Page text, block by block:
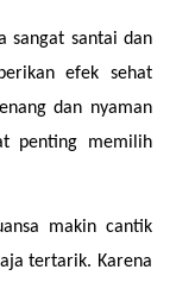
sangat santai dan
efek sehat
dan nyaman
penting memilih
makin cantik
tertarik. Karena